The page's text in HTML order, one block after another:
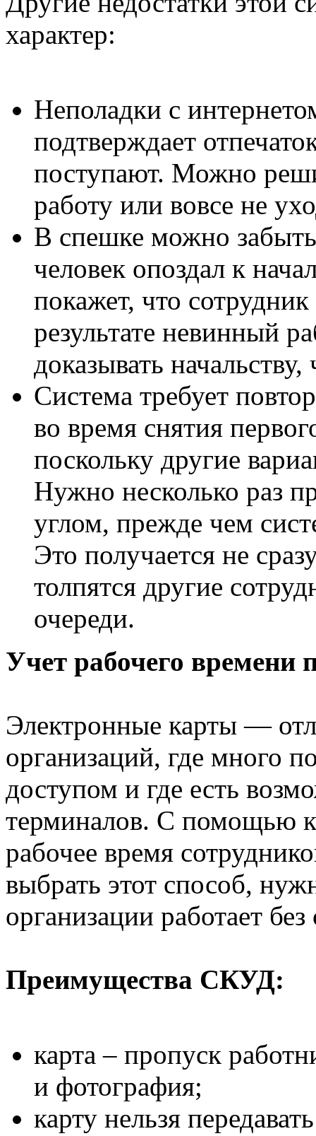
характер:
Неполадки с
подтверждает
поступают. Можно
работу или вовсе не
В спешке можно
человек опоздал к
покажет, что
результате невинный
доказывать
Система требует
во время снятия
поскольку другие
Нужно несколько раз
углом, прежде чем
Это получается не
толпятся другие
очереди.
Учет рабочего времени
Электронные карты —
организаций, где много
доступом и где есть
терминалов. С помощью
рабочее время
выбрать этот способ,
организации работает без
Преимущества СКУД:
карта – пропуск
и фотография;
карту нельзя